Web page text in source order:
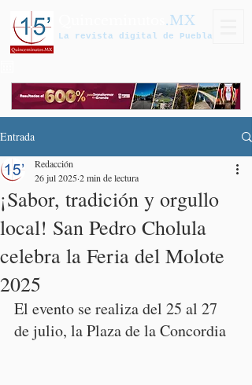
.MX
La revista digital de Puebla
Entrada
¡Sabor, tradición y orgullo
local! San Pedro Cholula
celebra la Feria del Molote
2025
Redacción
26 jul 20252 min de lectura
El evento se realiza del 25 al 27
de julio, la Plaza de la Concordia